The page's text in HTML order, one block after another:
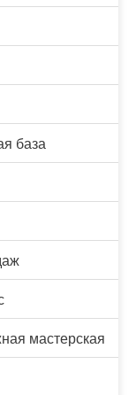
база
мастерская